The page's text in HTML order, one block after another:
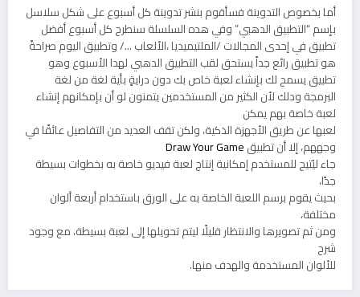
أما بخصوص التدوينة فسأقوم بنشر تدوينة كل أسبوع على شكل سلاسل
بإسم “التطبيق الدهبي” وفي هده السلسلة سنطرح كل أسبوع أفضل
تطبيق في إحدى المجالات /الملتيميديا ،الألعاب …/ وتطبيق اليوم صراحةً
هو تطبيق رائع جداً يستحق لقب التطبيق الدهبي لهدا الأسبوع وهو
تطبيق يسمح لك بإنشاء لعبة خاص بك دون درايةٍ بأية لغة من لغة
البرمجة ودلك لأن الكثير من المستخدمين يتمنون لو أن بإمكانهم إنشاء
لعبة خاصة بهم يمكن
لعبها عن طريق الأجهزة الذكية، ولكن تقف العديد من التفاصيل عائقًا في
وجههم، إلا أن تطبيقDraw Your Game
جاء ليُتيح للمستخدم إمكانية إنتاج لعبة فيديو خاصة به بخطوات بسيطة
جدًا،
بحيث يقوم برسم اللعبة الخاصة به على الورق باستخدام أربعة ألوان
مختلفة،
ومن ثم تصويرها والانتظار قليلًا ليتم تحويلها إلى لعبة بسيطة، مع وجود
شرح
للألوان المستخدمة والهدف منها.